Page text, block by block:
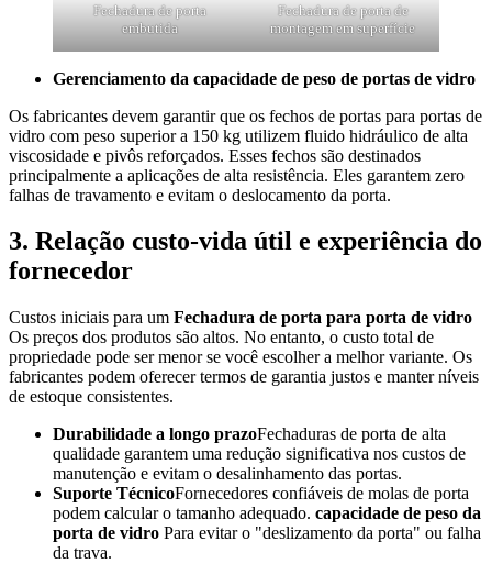
Fechadura de porta
embutida
Fechadura de porta de
montagem em superfície
Gerenciamento da capacidade de peso de portas de vidro
Os fabricantes devem garantir que os fechos de portas para portas de
vidro com peso superior a 150 kg utilizem fluido hidráulico de alta
viscosidade e pivôs reforçados. Esses fechos são destinados
principalmente a aplicações de alta resistência. Eles garantem zero
falhas de travamento e evitam o deslocamento da porta.
3. Relação custo-vida útil e experiência do
fornecedor
Custos iniciais para um Fechadura de porta para porta de vidro
Os preços dos produtos são altos. No entanto, o custo total de
propriedade pode ser menor se você escolher a melhor variante. Os
fabricantes podem oferecer termos de garantia justos e manter níveis
de estoque consistentes.
Durabilidade a longo prazoFechaduras de porta de alta
qualidade garantem uma redução significativa nos custos de
manutenção e evitam o desalinhamento das portas.
Suporte TécnicoFornecedores confiáveis de molas de porta
podem calcular o tamanho adequado. capacidade de peso da
porta de vidro Para evitar o "deslizamento da porta" ou falha
da trava.